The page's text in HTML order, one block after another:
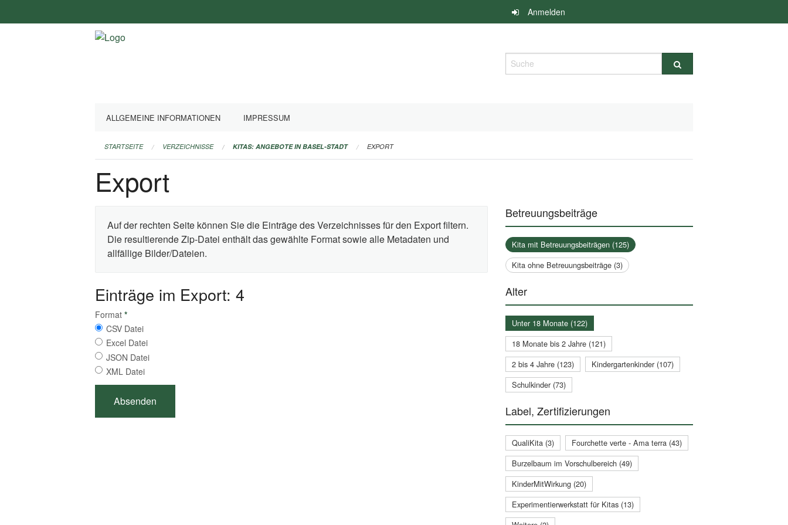
überspringen
Anmelden
Suche
ALLGEMEINE INFORMATIONEN IMPRESSUM
STARTSEITE VERZEICHNISSE KITAS: ANGEBOTE IN BASEL-STADT EXPORT
Export
Auf der rechten Seite können Sie die Einträge des Verzeichnisses für den Export filtern.
Die resultierende Zip-Datei enthält das gewählte Format sowie alle Metadaten und
allfällige Bilder/Dateien.
Einträge im Export: 4
Format *
CSV Datei
Excel Datei
JSON Datei
XML Datei
Betreuungsbeiträge
Kita mit Betreuungsbeiträgen (125)
Kita ohne Betreuungsbeiträge (3)
Alter
Unter 18 Monate (122)
18 Monate bis 2 Jahre (121)
2 bis 4 Jahre (123)
Kindergartenkinder (107)
Schulkinder (73)
Label, Zertifizierungen
QualiKita (3)
Fourchette verte - Ama terra (43)
Burzelbaum im Vorschulbereich (49)
KinderMitWirkung (20)
Experimentierwerkstatt für Kitas (13)